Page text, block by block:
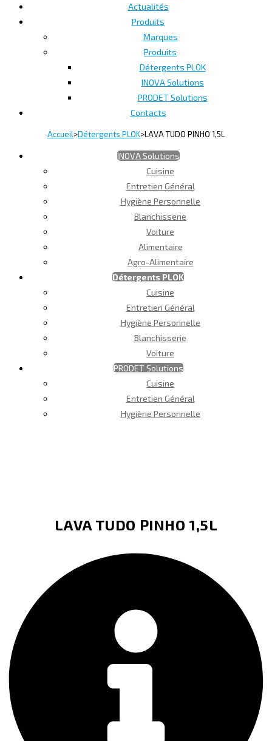
Actualités
Produits
Marques
Produits
Détergents PLOK
INOVA Solutions
PRODET Solutions
Contacts
Accueil>Détergents PLOK>LAVA TUDO PINHO 1,5L
INOVA Solutions
Cuisine
Entretien Général
Hygiène Personnelle
Blanchisserie
Voiture
Alimentaire
Agro-Alimentaire
Détergents PLOK
Cuisine
Entretien Général
Hygiène Personnelle
Blanchisserie
Voiture
PRODET Solutions
Cuisine
Entretien Général
Hygiène Personnelle
LAVA TUDO PINHO 1,5L